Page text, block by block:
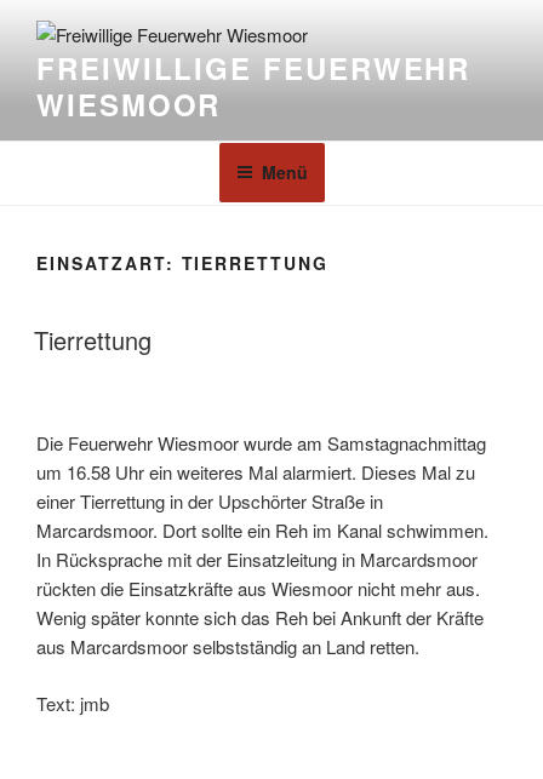
FREIWILLIGE FEUERWEHR
WIESMOOR
Menü
EINSATZART: TIERRETTUNG
Tierrettung
Die Feuerwehr Wiesmoor wurde am Samstagnachmittag
um 16.58 Uhr ein weiteres Mal alarmiert. Dieses Mal zu
einer Tierrettung in der Upschörter Straße in
Marcardsmoor. Dort sollte ein Reh im Kanal schwimmen.
In Rücksprache mit der Einsatzleitung in Marcardsmoor
rückten die Einsatzkräfte aus Wiesmoor nicht mehr aus.
Wenig später konnte sich das Reh bei Ankunft der Kräfte
aus Marcardsmoor selbstständig an Land retten.
Text: jmb